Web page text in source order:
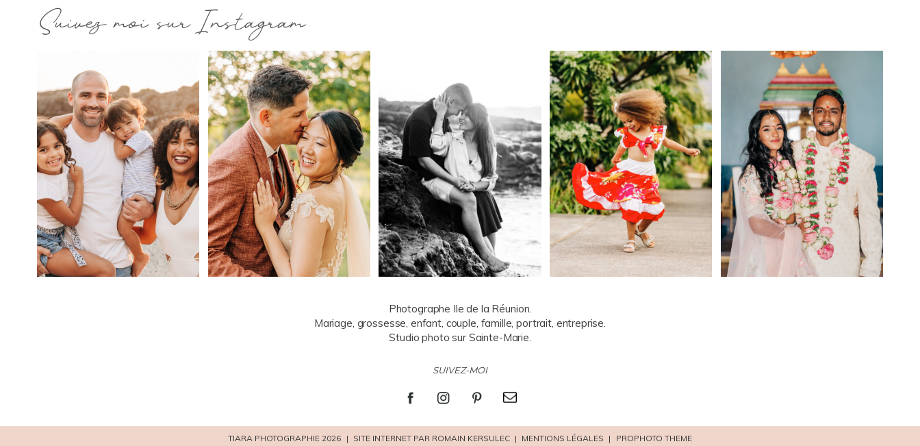
Suivez moi sur Instagram
Photographe Ile de la Réunion.
Mariage, grossesse, enfant, couple, famille, portrait, entreprise.
Studio photo sur Sainte-Marie.
SUIVEZ-MOI
TIARA PHOTOGRAPHIE 2026 | SITE INTERNET PAR ROMAIN KERSULEC | MENTIONS LÉGALES | PROPHOTO THEME